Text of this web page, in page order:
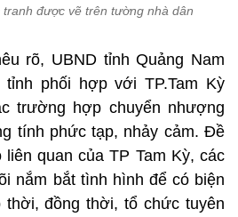
được vẽ trên tường nhà dân
rõ, UBND tỉnh Quảng Nam
phối hợp với TP.Tam Kỳ
trường hợp chuyển nhượng
tính phức tạp, nhảy cảm. Đề
quan của TP Tam Kỳ, các
nắm bắt tình hình để có biện
thời, đồng thời, tổ chức tuyên